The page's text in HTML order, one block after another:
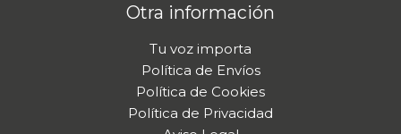
Otra información
Tu voz importa
Política de Envíos
Política de Cookies
Política de Privacidad